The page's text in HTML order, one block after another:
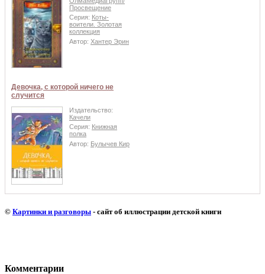
Просвещение
Серия: Коты-
воители. Золотая
коллекция
Автор: Хантер Эрин
Девочка, с которой ничего не
случится
Издательство:
Качели
Серия: Книжная
полка
Автор: Булычев Кир
© Картинки и разговоры - сайт об иллюстрации детской книги
Комментарии